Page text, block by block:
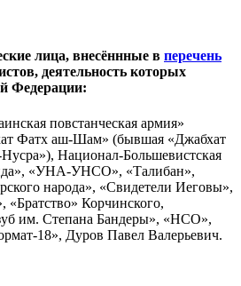
лица, внесённные в перечень
деятельность которых
Федерации:
повстанческая армия»
Фатх аш-Шам» (бывшая «Джабхат
Национал-Большевистская
«УНА-УНСО», «Талибан»,
народа», «Свидетели Иеговы»,
Корчинского,
им. Степана Бандеры», «НСО»,
18», Дуров Павел Валерьевич.